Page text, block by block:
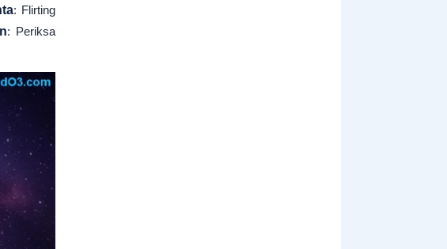
: Flirting
: Periksa